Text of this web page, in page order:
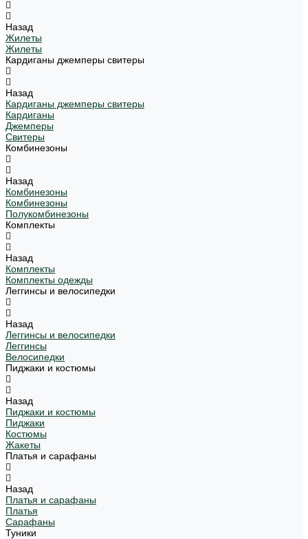
Назад
Жилеты
Жилеты
Кардиганы джемперы свитеры
Назад
Кардиганы джемперы свитеры
Кардиганы
Джемперы
Свитеры
Комбинезоны
Назад
Комбинезоны
Комбинезоны
Полукомбинезоны
Комплекты
Назад
Комплекты
Комплекты одежды
Леггинсы и велосипедки
Назад
Леггинсы и велосипедки
Леггинсы
Велосипедки
Пиджаки и костюмы
Назад
Пиджаки и костюмы
Пиджаки
Костюмы
Жакеты
Платья и сарафаны
Назад
Платья и сарафаны
Платья
Сарафаны
Туники